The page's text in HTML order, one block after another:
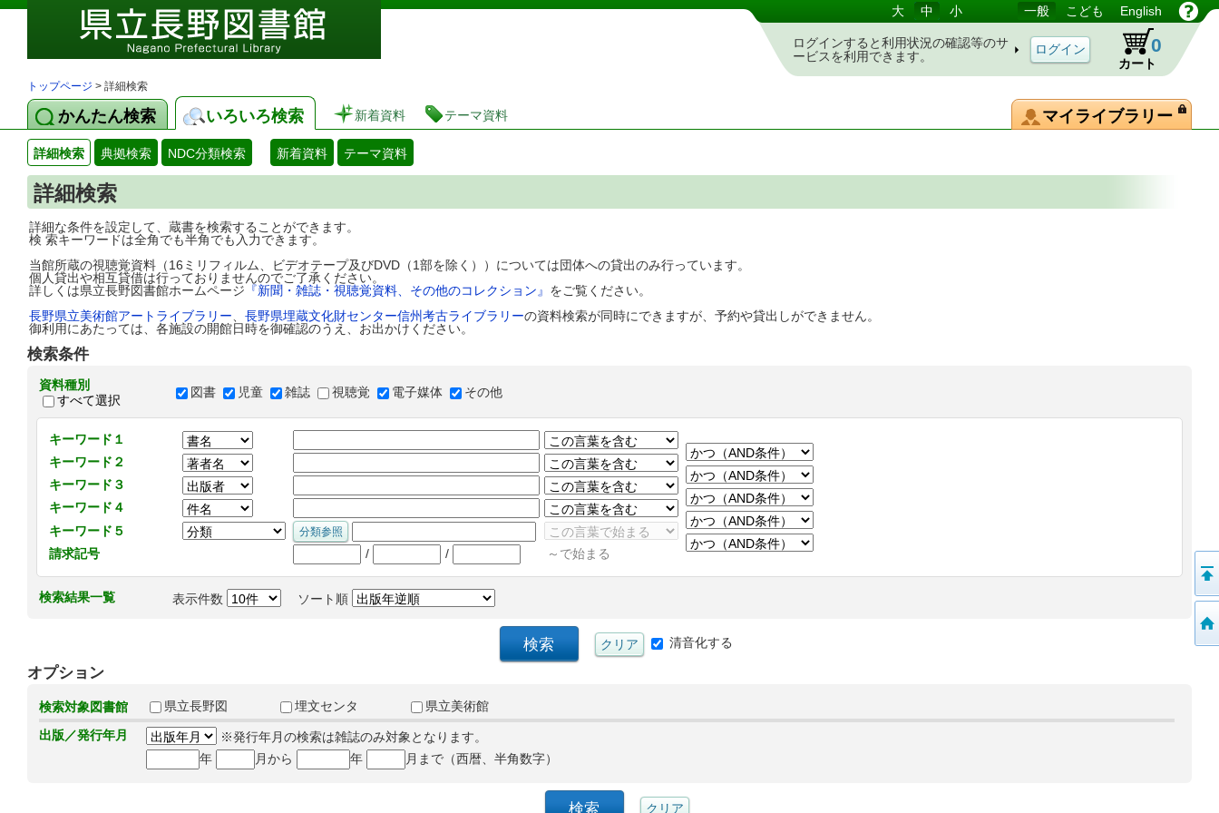
図書館 蔵書検索・予約システム 大 中 小 一般 こども English
ログインすると利用状況の確認等のサ
ービスを利用できます。
カート
0
トップページ > 詳細検索
かんたん検索 いろいろ検索 新着資料 テーマ資料 マイライブラリー
詳細検索 典拠検索 NDC分類検索 新着資料 テーマ資料
詳細検索
詳細な条件を設定して、蔵書を検索することができます。
検 索キーワードは全角でも半角でも入力できます。
当館所蔵の視聴覚資料（16ミリフィルム、ビデオテープ及びDVD（1部を除く））については団体への貸出のみ行っています。
個人貸出や相互貸借は行っておりませんのでご了承ください。
詳しくは県立長野図書館ホームページ 『新聞・雑誌・視聴覚資料、その他のコレクション』 をご覧ください。
長野県立美術館アートライブラリー
長野県埋蔵文化財センター信州考古ライブラリーの資料検索が同時にできますが、予約や貸出しができません。
御利用にあたっては、各施設の開館日時を御確認のうえ、お出かけください。
検索条件
資料種別
すべて選択
図書 児童 雑誌 視聴覚 電子媒体 その他
キーワード１
キーワード２
キーワード３
キーワード４
キーワード５
請求記号
/ / ～で始まる
検索結果一覧 表示件数 ソート順
清音化する
オプション
検索対象図書館 県立長野図 埋文センタ
県立美術館
出版／発行年月
※発行年月の検索は雑誌のみ対象となります。
年
月から 年 月まで（西暦、半角数字）